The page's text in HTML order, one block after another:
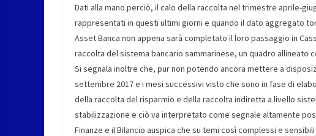
Dati alla mano perciò, il calo della raccolta nel trimestre aprile-
rappresentati in questi ultimi giorni e quando il dato aggregato
Asset Banca non appena sarà completato il loro passaggio in
raccolta del sistema bancario sammarinese, un quadro allineato
Si segnala inoltre che, pur non potendo ancora mettere a
settembre 2017 e i mesi successivi visto che sono in fase di
della raccolta del risparmio e della raccolta indiretta a livello
stabilizzazione e ciò va interpretato come segnale altamente
Finanze e il Bilancio auspica che su temi così complessi e